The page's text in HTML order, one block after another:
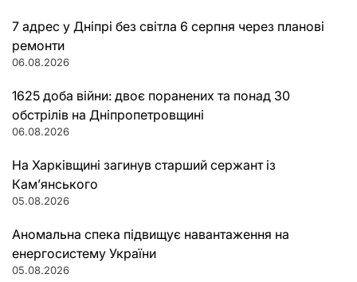
7 адрес у Дніпрі без світла 6 серпня через планові
ремонти
06.08.2026
1625 доба війни: двоє поранених та понад 30
обстрілів на Дніпропетровщині
06.08.2026
На Харківщині загинув старший сержант із
Кам’янського
05.08.2026
Аномальна спека підвищує навантаження на
енергосистему України
05.08.2026